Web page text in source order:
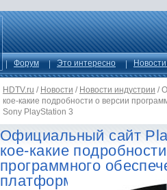
Форум Это интересно
HDTV.ru / Новости / Новости индустрии /
кое-какие подробности о версии
Sony PlayStation 3
Официальный сайт
кое-какие
программного
платформы Sony